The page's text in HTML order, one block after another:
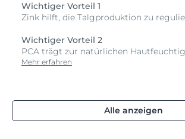
Wichtiger Vorteil 1
Zink hilft, die Talgproduktion zu
Wichtiger Vorteil 2
PCA trägt zur natürlichen
Mehr erfahren
Alle anzeigen